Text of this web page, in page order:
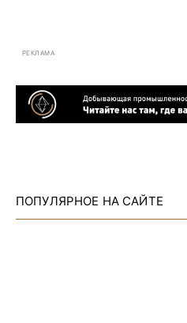
РЕКЛАМА
ПОПУЛЯРНОЕ НА САЙТЕ